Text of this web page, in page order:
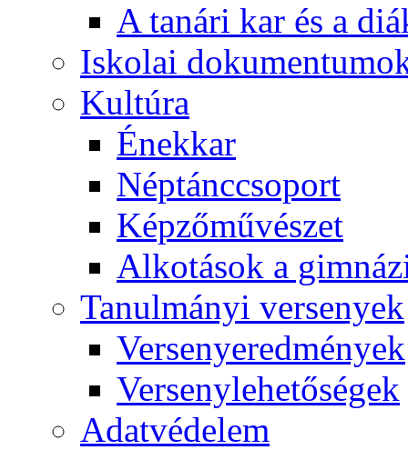
A tanári kar és a
Iskolai
Kultúra
Énekkar
Néptánccsoport
Képzőművészet
Alkotások a
Tanulmányi versenyek
Versenyeredmények
Versenylehetőségek
Adatvédelem